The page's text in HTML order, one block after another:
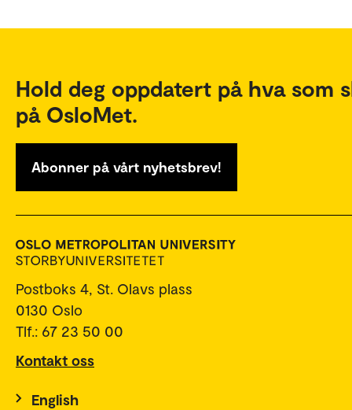
Hold deg oppdatert på hva som
på OsloMet.
Abonner på vårt nyhetsbrev!
Postboks 4, St. Olavs plass
0130 Oslo
Tlf.: 67 23 50 00
Kontakt oss
English